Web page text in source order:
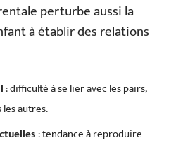
perturbe aussi la
à établir des relations
: difficulté à se lier avec les pairs,
autres.
: tendance à reproduire